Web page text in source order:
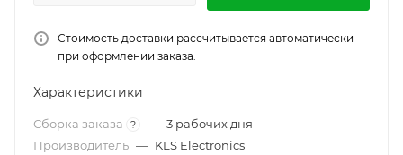
Стоимость доставки рассчитывается автоматически
при оформлении заказа.
Характеристики
Сборка заказа ? — 3 рабочих дня
Производитель — KLS Electronics